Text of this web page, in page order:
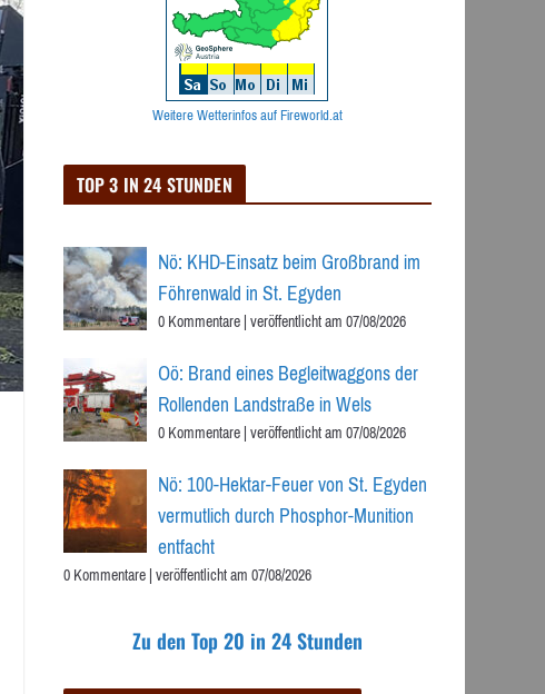
Weitere Wetterinfos auf Fireworld.at
TOP 3 IN 24 STUNDEN
Nö: KHD-Einsatz beim Großbrand im
Föhrenwald in St. Egyden
0 Kommentare|veröffentlicht am 07/08/2026
Oö: Brand eines Begleitwaggons der
Rollenden Landstraße in Wels
0 Kommentare|veröffentlicht am 07/08/2026
Nö: 100-Hektar-Feuer von St. Egyden
vermutlich durch Phosphor-Munition
entfacht
0 Kommentare|veröffentlicht am 07/08/2026
Zu den Top 20 in 24 Stunden